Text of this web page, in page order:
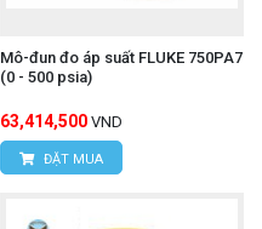
Mô-đun đo áp suất FLUKE 750PA7
(0 - 500 psia)
63,414,500 VND
ĐẶT MUA